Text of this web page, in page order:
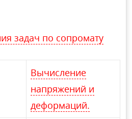
задач по сопромату
Вычисление
напряжений и
деформаций.